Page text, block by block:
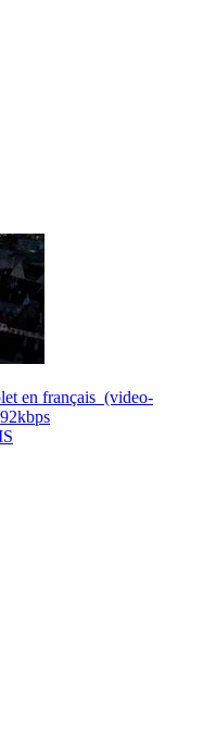
en français_(video-